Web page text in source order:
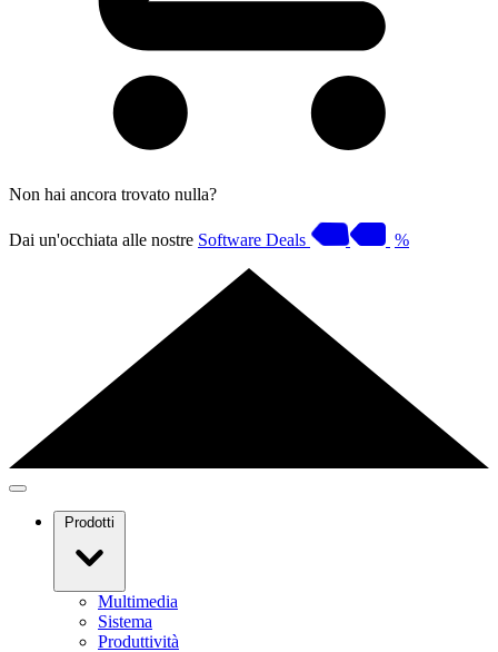
Non hai ancora trovato nulla?
Dai un'occhiata alle nostre Software Deals %
Prodotti
Multimedia
Sistema
Produttività